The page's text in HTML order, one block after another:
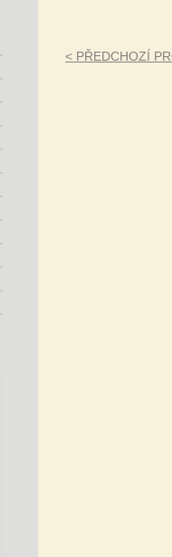
< PŘEDCHOZÍ